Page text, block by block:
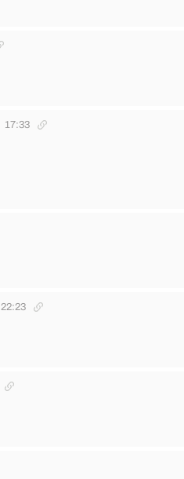
17:33
22:23